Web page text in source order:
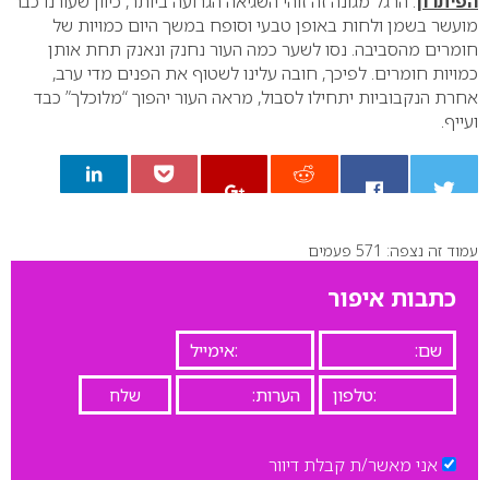
מועשר בשמן ולחות באופן טבעי וסופח במשך היום כמויות של
חומרים מהסביבה. נסו לשער כמה העור נחנק ונאנק תחת אותן
כמויות חומרים. לפיכך, חובה עלינו לשטוף את הפנים מדי ערב,
אחרת הנקבוביות יתחילו לסבול, מראה העור יהפוך “מלוכלך” כבד
ועייף.
0
עמוד זה נצפה: 571 פעמים
כתבות איפור
אני מאשר/ת קבלת דיוור